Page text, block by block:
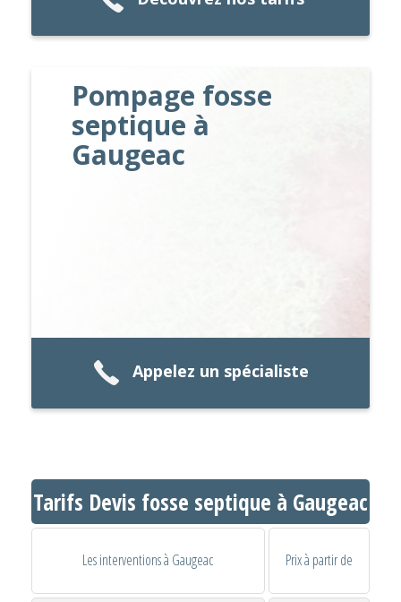
Pompage fosse
septique à
Gaugeac
Appelez un spécialiste
Tarifs Devis fosse septique à Gaugeac
Les interventions à Gaugeac Prix à partir de